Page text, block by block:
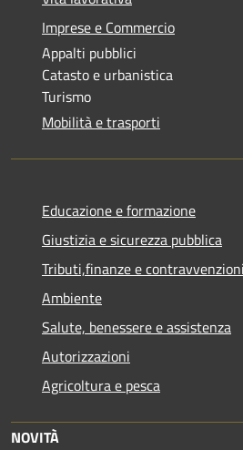
Imprese e Commercio
Appalti pubblici
Catasto e urbanistica
Turismo
Mobilità e trasporti
Educazione e formazione
Giustizia e sicurezza pubblica
Tributi,finanze e contravvenzioni
Ambiente
Salute, benessere e assistenza
Autorizzazioni
Agricoltura e pesca
NOVITÀ